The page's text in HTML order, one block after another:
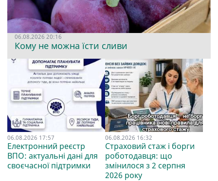
06.08.2026 20:16
Кому не можна їсти сливи
06.08.2026 17:57
Електронний реєстр
ВПО: актуальні дані для
своєчасної підтримки
06.08.2026 16:32
Страховий стаж і борги
роботодавця: що
змінилося з 2 серпня
2026 року